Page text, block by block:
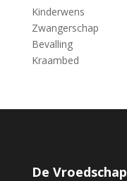
Kinderwens
Zwangerschap
Bevalling
Kraambed
De Vroedschap